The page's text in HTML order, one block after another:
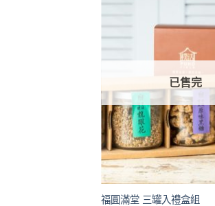
已售完
福圓滿堂 三罐入禮盒組